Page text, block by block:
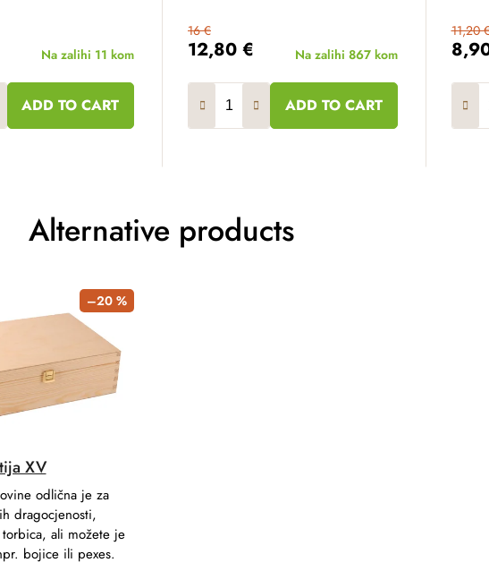
Na zalihi 11 kom
ADD TO CART
12,80 €
16 €
Na zalihi 867 kom
ADD TO CART
11,20
Alternative products
–20 %
XV
odlična je za
dragocjenosti,
ali možete je
bojice ili pexes.